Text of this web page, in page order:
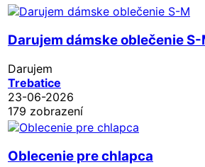
Darujem dámske oblečenie S-
Darujem
Trebatice
23-06-2026
179 zobrazení
Oblecenie pre chlapca